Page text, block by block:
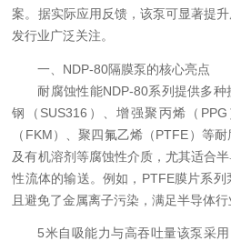
案。据实际应用反馈，该泵可显著提
发行业广泛关注。
一、NDP-80隔膜泵的核心亮点
耐腐蚀性能NDP-80系列提供多
钢（SUS316）、增强聚丙烯（
（FKM）、聚四氟乙烯（PTFE）等
及有机溶剂等腐蚀性介质，尤其适合
性流体的输送。例如，PTFE膜片系
且避免了金属离子污染，满足半导体行
5米自吸能力与高吞吐量该泵采